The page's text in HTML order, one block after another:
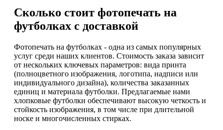
Сколько стоит фотопечать на
футболках с доставкой
Фотопечать на футболках - одна из самых популярных
услуг среди наших клиентов. Стоимость заказа зависит
от нескольких ключевых параметров: вида принта
(полноцветного изображения, логотипа, надписи или
индивидуального дизайна), количества заказанных
единиц и материала футболки. Предлагаемые нами
хлопковые футболки обеспечивают высокую четкость и
стойкость изображения, в том числе при длительной
носке и многочисленных стирках.